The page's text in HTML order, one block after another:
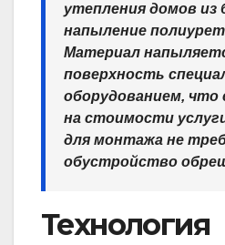
утепления домов из
напыление
Материал
поверхность
оборудованием, что
на стоимости
для монтажа не
обустройство
Технология